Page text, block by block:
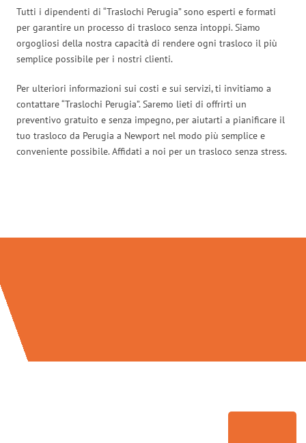
Tutti i dipendenti di “Traslochi Perugia” sono esperti e formati
per garantire un processo di trasloco senza intoppi. Siamo
orgogliosi della nostra capacità di rendere ogni trasloco il più
semplice possibile per i nostri clienti.
Per ulteriori informazioni sui costi e sui servizi, ti invitiamo a
contattare “Traslochi Perugia”. Saremo lieti di offrirti un
preventivo gratuito e senza impegno, per aiutarti a pianificare il
tuo trasloco da Perugia a Newport nel modo più semplice e
conveniente possibile. Affidati a noi per un trasloco senza stress.